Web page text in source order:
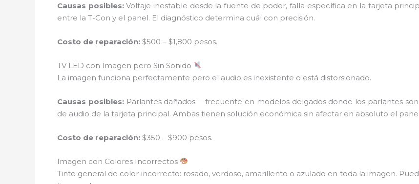
Causas posibles:Voltaje inestable desde la fuente de poder, falla específica en la tarjeta
entre la T-Con y el panel. El diagnóstico determina cuál con precisión.
Costo de reparación: $500 – $1,800 pesos.
TV LED con Imagen pero Sin Sonido
La imagen funciona perfectamente pero el audio es inexistente o está distorsionado.
Causas posibles:Parlantes dañados —frecuente en modelos delgados donde los parlantes
de audio de la tarjeta principal. Ambas tienen solución económica sin afectar en absoluto el
Costo de reparación: $350 – $900 pesos.
Imagen con Colores Incorrectos
Tinte general de color incorrecto: rosado, verdoso, amarillento o azulado en toda la imagen.